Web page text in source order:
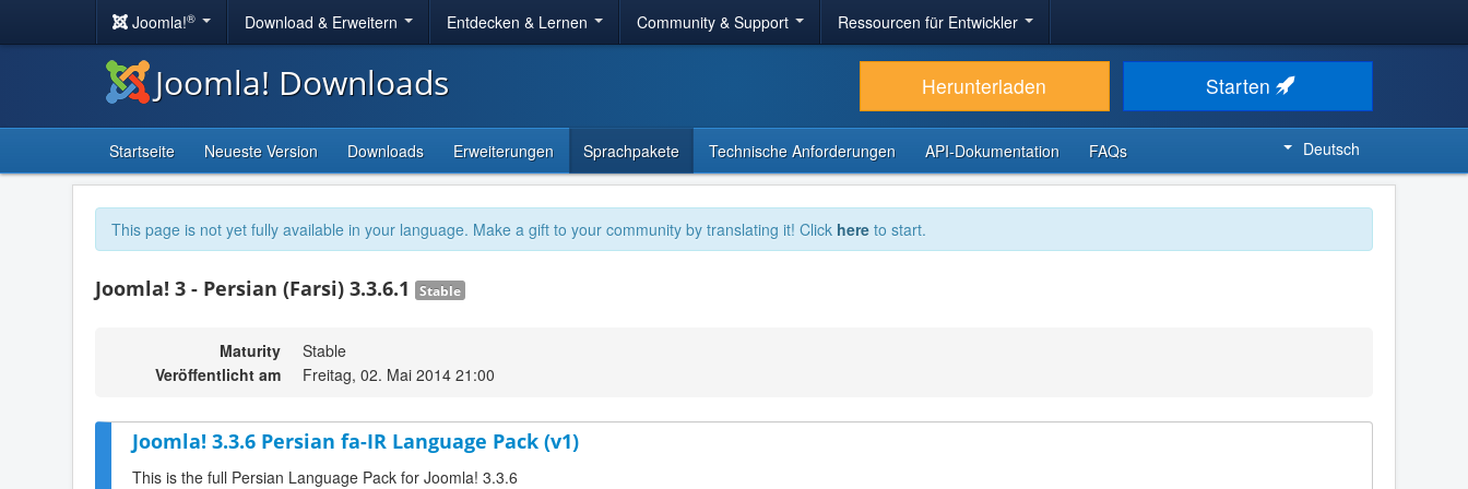
Joomla!® Download & Erweitern Entdecken & Lernen Community & Support Ressourcen für Entwickler
Joomla! Downloads Herunterladen Starten
Startseite Neueste Version Downloads Erweiterungen Sprachpakete Technische Anforderungen API-Dokumentation FAQs Deutsch
This page is not yet fully available in your language. Make a gift to your community by translating it! Click here to start.
Joomla! 3 - Persian (Farsi) 3.3.6.1 Stable
Maturity
Stable
Veröffentlicht am
Freitag, 02. Mai 2014 21:00
Joomla! 3.3.6 Persian fa-IR Language Pack (v1)
This is the full Persian Language Pack for Joomla! 3.3.6